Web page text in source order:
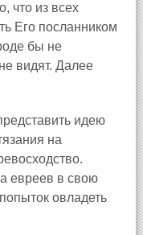
что из всех
Его посланником
бы не
видят. Далее
идею
на
евреев в свою
овладеть